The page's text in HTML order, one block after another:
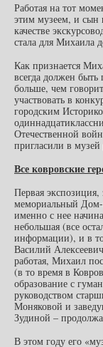
Работая на тот
этим музеем, и сын
качестве
стала для Михаила
Как признается
всегда должен
больше, чем
участвовать в
городским
Отечественной
пригласили в музей
Все ковровские
Первая
мемориальный
именно с нее
небольшая (все
информации), и в
Василий
работая, Михаил
(в то время в
образование с
руководством
Моняковой и
Зудиной –
В этом году его